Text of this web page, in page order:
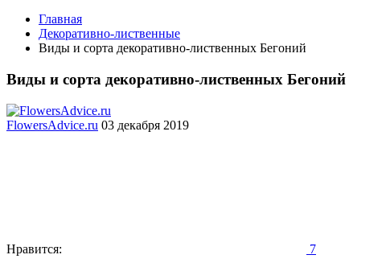
Главная
Декоративно-лиственные
Виды и сорта декоративно-лиственных Бегоний
Виды и сорта декоративно-лиственных Бегоний
FlowersAdvice.ru 03 декабря 2019
Нравится: 7